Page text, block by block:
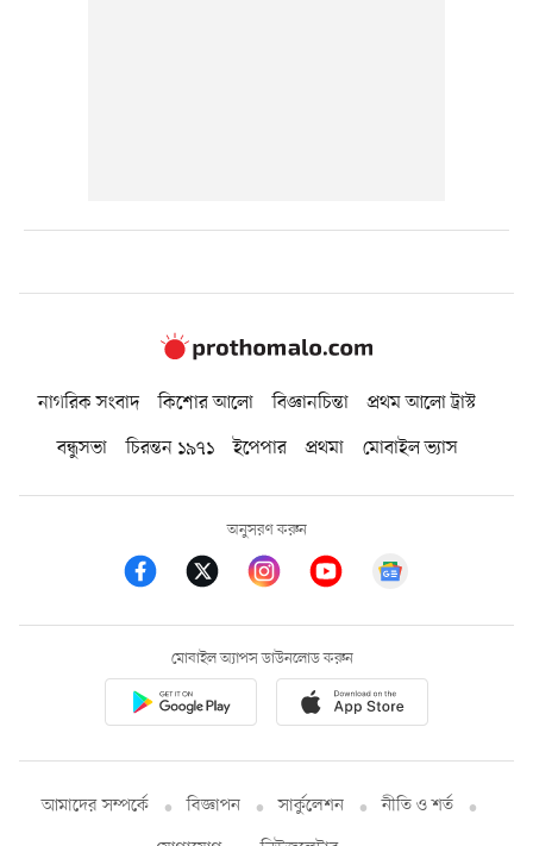
নাগরিক সংবাদ কিশোর আলো বিজ্ঞানচিন্তা
প্রথম আলো ট্রাস্ট
বন্ধুসভা
চিরন্তন ১৯৭১ ইপেপার প্রথমা মোবাইল ভ্যাস
অনুসরণ করুন
মোবাইল অ্যাপস ডাউনলোড করুন
আমাদের সম্পর্কে বিজ্ঞাপন সার্কুলেশন
নীতি ও শর্ত